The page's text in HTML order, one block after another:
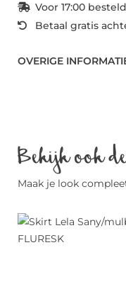
Voor 17:00
Betaal gratis
OVERIGE
Bekijk ook
Maak je look